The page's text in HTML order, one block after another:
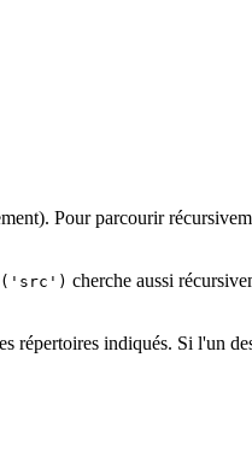
Pour parcourir
cherche aussi
répertoires indiqués. Si l'un